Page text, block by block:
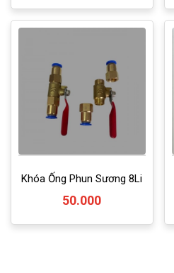
Khóa Ống Phun Sương 8Li
50.000